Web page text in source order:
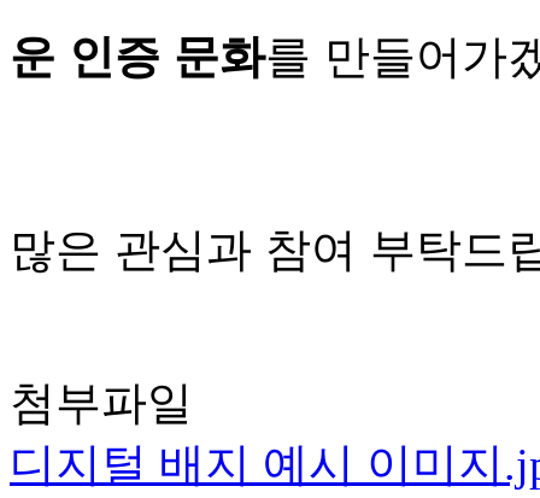
운 인증 문화를 만들어가
많은 관심과 참여 부탁드
첨부파일
디지털 배지 예시 이미지